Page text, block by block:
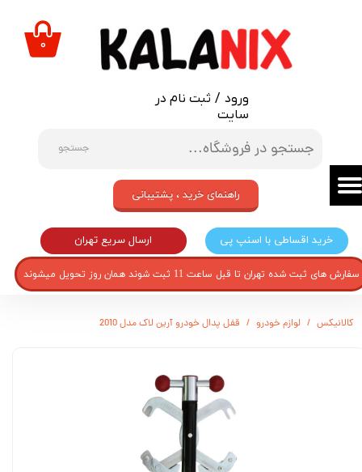
جستجو
ورود / ثبت نام در
سایت
حساب کاربری من
تغییر گذر واژه
خروج از حساب کاربری
۰
خرید اقساطی با اسنپ پی ارسال سریع تهران
راهنمای خرید ، پشتیبانی
سفارش های ثبت شده تهران تا قبل ساعت 11 ثبت شوند همان روز تحویل میشوند
کالانیکس لوازم خودرو قفل پدال خودرو آرین لاک مدل 2010